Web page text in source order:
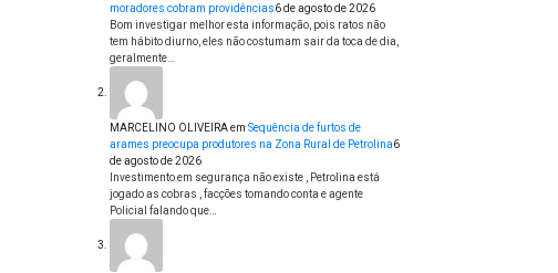
moradores cobram providências6 de agosto de 2026
Bom investigar melhor esta informação, pois ratos não
tem hábito diurno, eles não costumam sair da toca de dia,
geralmente…
MARCELINO OLIVEIRAem Sequência de furtos de
arames preocupa produtores na Zona Rural de Petrolina6
de agosto de 2026
Investimento em segurança não existe , Petrolina está
jogado as cobras , facções tomando conta e agente
Policial falando que…